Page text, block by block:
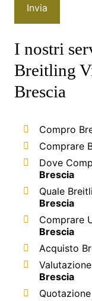
I nostri
Breitling
Brescia
Compro
Comprare
Dove
Brescia
Quale
Brescia
Comprare
Brescia
Acquisto
Brescia